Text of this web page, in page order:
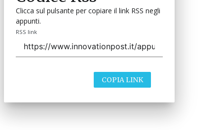
Clicca sul pulsante per copiare il link RSS negli
appunti.
RSS link
COPIA LINK